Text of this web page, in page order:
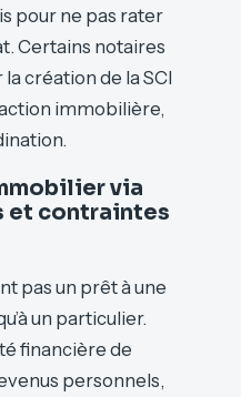
pour ne pas rater
Certains notaires
création de la SCI
immobilière,
via
et contraintes
pas un prêt à une
un particulier.
financière de
personnels,